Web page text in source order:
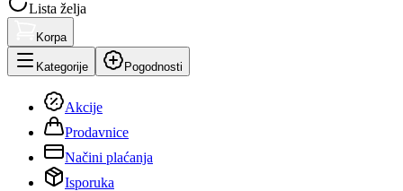
Lista želja
Korpa
Kategorije Pogodnosti
Akcije
Prodavnice
Načini plaćanja
Isporuka